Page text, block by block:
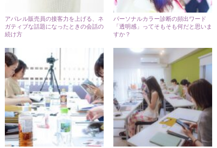
アパレル販売員の接客力を上げる、ネ
ガティブな話題になったときの会話の
続け方
パーソナルカラー診断の頻出ワード
「透明感」ってそもそも何だと思いま
すか？